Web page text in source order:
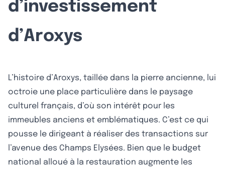
d’investissement
d’Aroxys
L’histoire d’Aroxys, taillée dans la pierre ancienne, lui
octroie une place particulière dans le paysage
culturel français, d’où son intérêt pour les
immeubles anciens et emblématiques. C’est ce qui
pousse le dirigeant à réaliser des transactions sur
l’avenue des Champs Elysées. Bien que le budget
national alloué à la restauration augmente les